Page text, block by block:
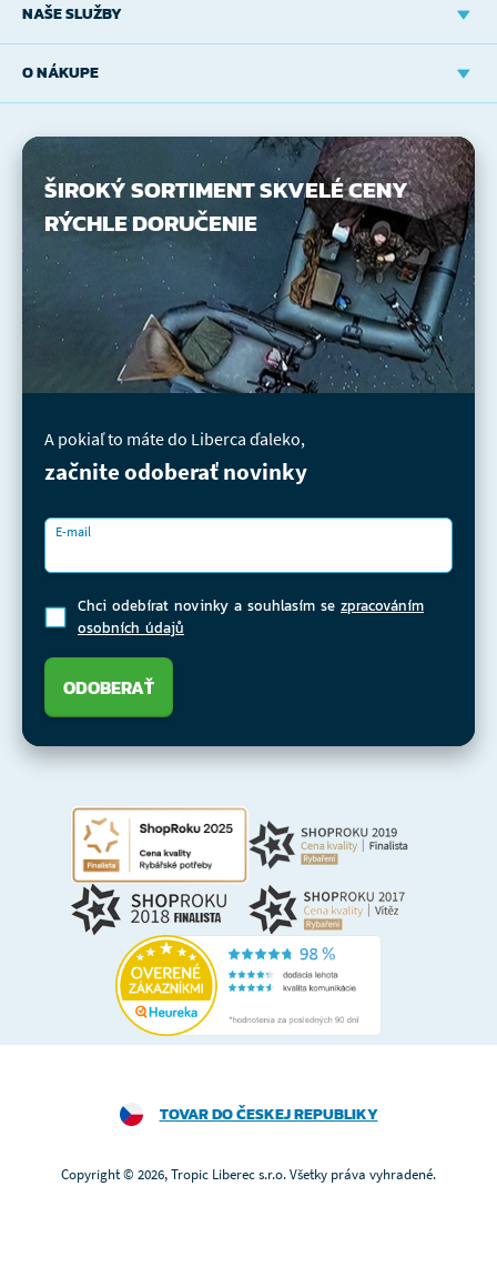
NAŠE SLUŽBY
O NÁKUPE
ŠIROKÝ SORTIMENTSKVELÉ CENY
RÝCHLE DORUČENIE
A pokiaľ to máte do Liberca ďaleko,
začnite odoberať novinky
E-mail
Chci odebírat novinky a souhlasím se zpracováním
osobních údajů
ODOBERAŤ
TOVAR DO ČESKEJ REPUBLIKY
Copyright © 2026, Tropic Liberec s.r.o. Všetky práva vyhradené.